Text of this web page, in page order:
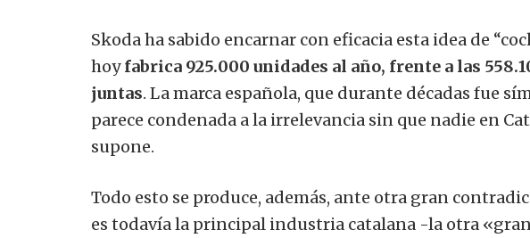
Skoda ha sabido encarnar con eficacia esta idea de
hoyfabrica 925.000 unidades al año, frente a las
juntas. La marca española, que durante décadas fue
parece condenada a la irrelevancia sin que nadie en
supone.
Todo esto se produce, además, ante otra gran
es todavía la principal industria catalana -la otra